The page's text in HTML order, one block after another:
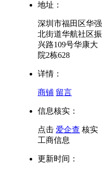
地址：
深圳市福田区华强
北街道华航社区振
兴路109号华康大
院2栋628
详情：
商铺 留言
信息核实：
点击 爱企查 核实
工商信息
更新时间：